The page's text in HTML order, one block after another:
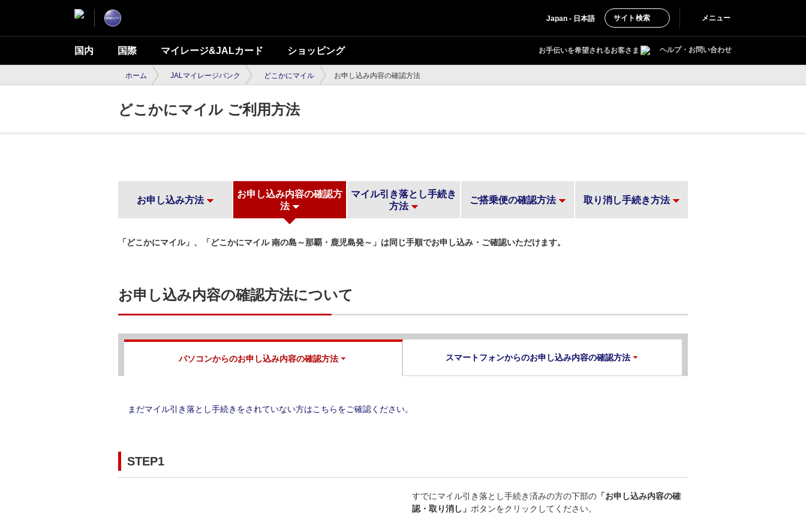
Japan - 日本語 サイト検索 メニュー
国内 国際 マイレージ&JALカード ショッピング お手伝いを希望されるお客さま ヘルプ・お問い合わせ
ホーム JALマイレージバンク どこかにマイル お申し込み内容の確認方法
どこかにマイル ご利用方法
お申し込み方法
お申し込み内容の確認方
法
マイル引き落とし手続き
方法
ご搭乗便の確認方法 取り消し手続き方法
「どこかにマイル」、「どこかにマイル 南の島～那覇・鹿児島発～」は同じ手順でお申し込み・ご確認いただけます。
お申し込み内容の確認方法について
パソコンからのお申し込み内容の確認方法 スマートフォンからのお申し込み内容の確認方法
まだマイル引き落とし手続きをされていない方はこちらをご確認ください。
STEP1
すでにマイル引き落とし手続き済みの方の下部の 「お申し込み内容の確
認・取り消し」 ボタンをクリックしてください。